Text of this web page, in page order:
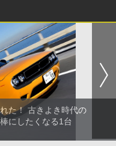
た！ 古きよき時代の
にしたくなる1台